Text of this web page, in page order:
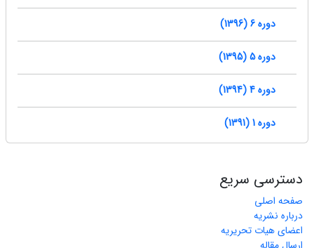
دوره 6 (1396)
دوره 5 (1395)
دوره 4 (1394)
دوره 1 (1391)
دسترسی سریع
صفحه اصلی
درباره نشریه
اعضای هیات تحریریه